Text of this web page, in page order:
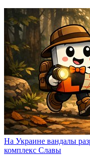
На Украине вандалы
комплекс Славы